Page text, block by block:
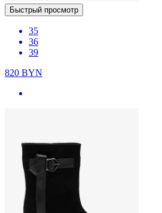
Быстрый просмотр
35
36
39
820 BYN